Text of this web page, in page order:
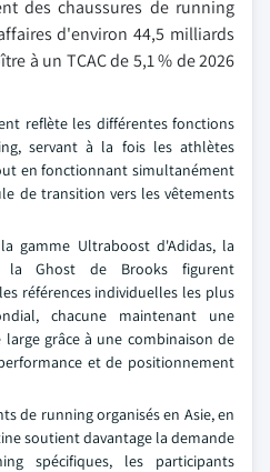
des chaussures de running
d'environ 44,5 milliards
à un TCAC de 5,1 % de 2026
reflète les différentes fonctions
servant à la fois les athlètes
en fonctionnant simultanément
de transition vers les vêtements
gamme Ultraboost d'Adidas, la
la Ghost de Brooks figurent
références individuelles les plus
chacune maintenant une
grâce à une combinaison de
et de positionnement
de running organisés en Asie, en
soutient davantage la demande
spécifiques, les participants